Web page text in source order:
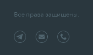
Все права защищены.